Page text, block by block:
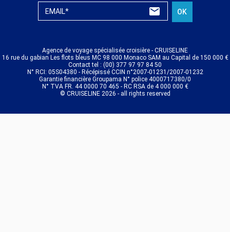
EMAIL* OK
Agence de voyage spécialisée croisière - CRUISELINE
16 rue du gabian Les flots bleus MC 98 000 Monaco SAM au Capital de 150 000 €
Contact tel : (00) 377 97 97 84 50
N° RCI: 05S04380 - Récépissé CCIN n°2007-01231/2007-01232
Garantie financière Groupama N° police 4000717380/0
N° TVA FR. 44 0000 70 465 - RC RSA de 4 000 000 €
© CRUISELINE 2026 - all rights reserved